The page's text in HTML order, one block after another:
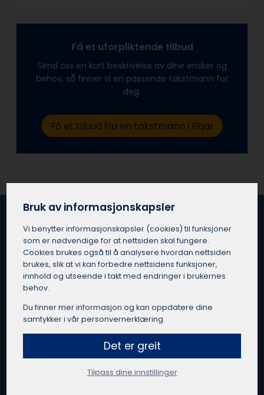
Få et uforpliktende tilbud
Send oss en kort beskrivelse av dine ønsker og
behov, så finner vi en passende takstmann for
deg.
Få et tilbud fra en takstmann i Fitjar
Beste takstmann i Fitjar
Det er vanskelig å si hvem den beste takstmannen i Fitjar
er, men vedkommende er i hvert fall sertifisert,
uavhengig og kjenner det lokale boligmarkedet godt. En
takstmann i Fitjar med solid kompetanse, erfaring fra
ulike oppdrag og gode kundeanmeldelser teller mye.
Prøv å unngå å bare fokuser på pris når du skal velge den
beste takstmannen i Fitjar, vær heller bevisst på at prisen
samsvarer med det oppdraget du ønsker skal utføres.
Bruk av informasjonskapsler
Vi benytter informasjons­kapsler (cookies) til funksjoner
som er nødvendige for at nettsiden skal fungere.
Cookies brukes også til å analysere hvordan nettsiden
brukes, slik at vi kan forbedre nettsidens funksjoner,
innhold og utseende i takt med endringer i brukernes
behov.
Du finner mer informasjon og kan oppdatere dine
samtykker i vår personvernerklæring.
Det er greit
Tilpass dine innstillinger